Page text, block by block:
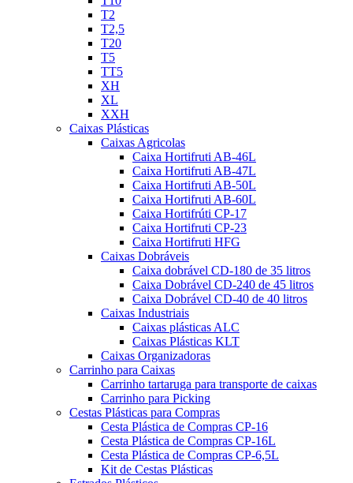
T2
T2,5
T20
T5
TT5
XH
XL
XXH
Caixas Plásticas
Caixas Agricolas
Caixa Hortifruti AB-46L
Caixa Hortifruti AB-47L
Caixa Hortifruti AB-50L
Caixa Hortifruti AB-60L
Caixa Hortifrúti CP-17
Caixa Hortifruti CP-23
Caixa Hortifruti HFG
Caixas Dobráveis
Caixa dobrável CD-180 de 35 litros
Caixa Dobrável CD-240 de 45 litros
Caixa Dobrável CD-40 de 40 litros
Caixas Industriais
Caixas plásticas ALC
Caixas Plásticas KLT
Caixas Organizadoras
Carrinho para Caixas
Carrinho tartaruga para transporte de caixas
Carrinho para Picking
Cestas Plásticas para Compras
Cesta Plástica de Compras CP-16
Cesta Plástica de Compras CP-16L
Cesta Plástica de Compras CP-6,5L
Kit de Cestas Plásticas